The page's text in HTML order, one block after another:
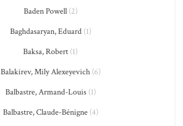
Baden Powell(2)
Baghdasaryan, Eduard(1)
Baksa, Robert (1)
Balakirev, Mily Alexeyevich(6)
Balbastre, Armand-Louis(1)
Balbastre, Claude-Bénigne(4)